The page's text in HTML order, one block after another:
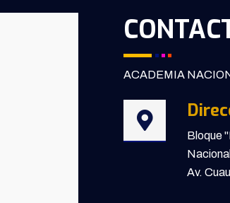
ACADEMIA
Bloque
Av.